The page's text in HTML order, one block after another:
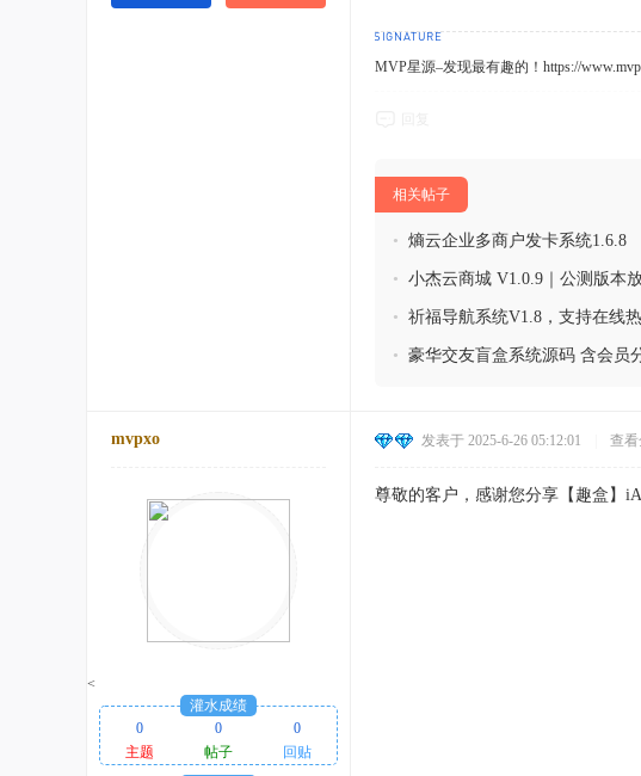
MVP星源–发现最有趣的！https://
相关帖子
• 熵云企业多商户发卡系统1.6.8
• 小杰云商城 V1.0.9｜公测版本
• 祈福导航系统V1.8，支持在线
• 豪华交友盲盒系统源码 含会员
mvpxo
<
灌水成绩
0
0
0
主题
帖子
回贴
发表于 2025-6-26 05:12:01 查看
尊敬的客户，感谢您分享【趣盒】